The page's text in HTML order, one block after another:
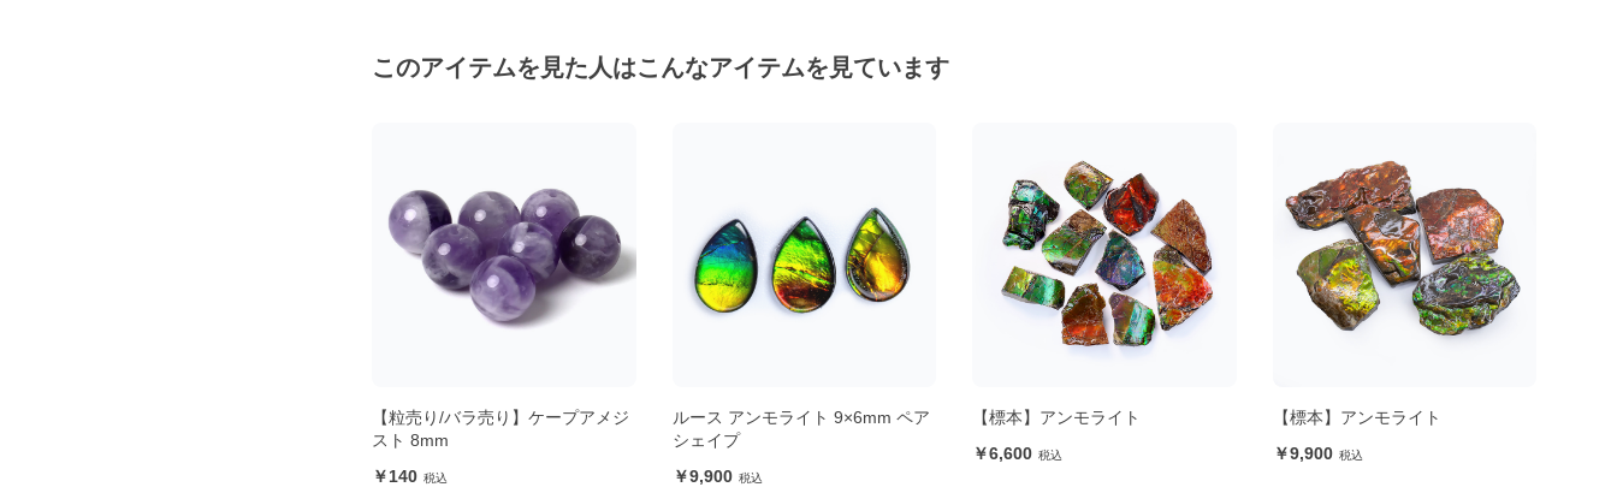
このアイテムを見た人はこんなアイテムを見ています
ルース アンモライト 9×6mm ペア
シェイプ
9,900
【標本】アンモライト
6,600
【標本】アンモライト
9,900
【標本・一点もの】アンモライト
13,200